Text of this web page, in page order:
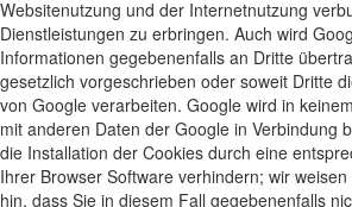
Websitenutzung und der Internetnutzung
Dienstleistungen zu erbringen. Auch wird
Informationen gegebenenfalls an Dritte
gesetzlich vorgeschrieben oder soweit Dritte
von Google verarbeiten. Google wird in
mit anderen Daten der Google in Verbindung
die Installation der Cookies durch eine
Ihrer Browser Software verhindern; wir
hin, dass Sie in diesem Fall gegebenenfalls